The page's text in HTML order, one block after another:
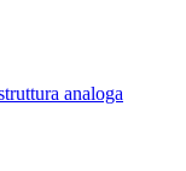
analoga